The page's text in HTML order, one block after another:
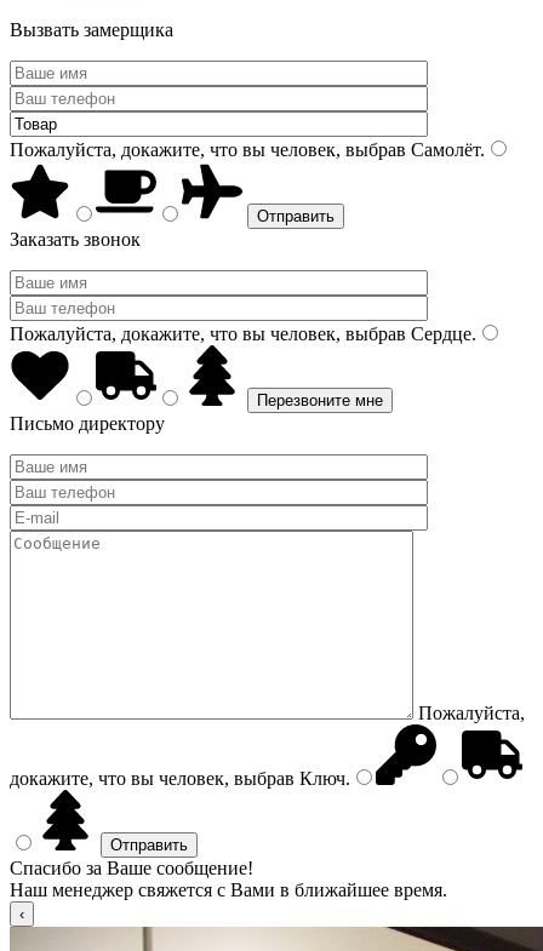
Вызвать замерщика
Пожалуйста, докажите, что вы человек, выбрав Самолёт.
Заказать звонок
Пожалуйста, докажите, что вы человек, выбрав Сердце.
Письмо директору
Пожалуйста,
докажите, что вы человек, выбрав Ключ.
Спасибо за Ваше сообщение!
Наш менеджер свяжется с Вами в ближайшее время.